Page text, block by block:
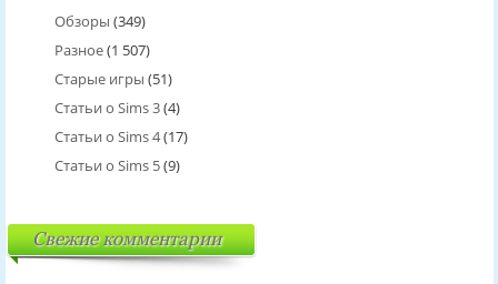
Обзоры (349)
Разное(1 507)
Старые игры (51)
Статьи о Sims 3(4)
Статьи о Sims 4(17)
Статьи о Sims 5(9)
Свежие комментарии